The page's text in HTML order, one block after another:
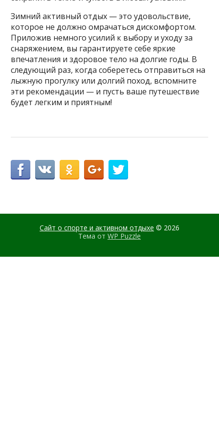
Зимний активный отдых — это удовольствие,
которое не должно омрачаться дискомфортом.
Приложив немного усилий к выбору и уходу за
снаряжением, вы гарантируете себе яркие
впечатления и здоровое тело на долгие годы. В
следующий раз, когда соберетесь отправиться на
лыжную прогулку или долгий поход, вспомните
эти рекомендации — и пусть ваше путешествие
будет легким и приятным!
Сайт о спорте и активном отдыхе © 2026
Тема от WP Puzzle